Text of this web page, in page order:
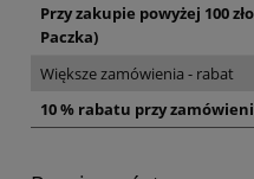
Przy zakupie powyżej 100
Paczka)
Większe zamówienia - rabat
10 % rabatu przy